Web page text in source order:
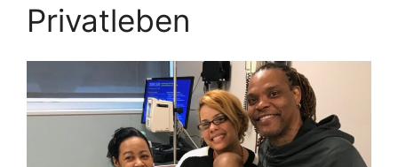
Privatleben